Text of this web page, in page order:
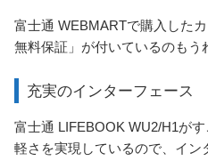
富士通 WEBMARTで購入した
無料保証」が付いているのもう
充実のインターフェース
富士通 LIFEBOOK WU2/H1が
軽さを実現しているので、イン